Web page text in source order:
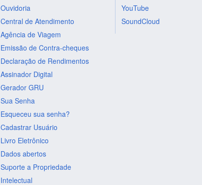
Ouvidoria
Central de Atendimento
Agência de Viagem
Emissão de Contra-cheques
Declaração de Rendimentos
Assinador Digital
Gerador GRU
Sua Senha
Esqueceu sua senha?
Cadastrar Usuário
Livro Eletrônico
Dados abertos
Suporte a Propriedade
Intelectual
YouTube
SoundCloud